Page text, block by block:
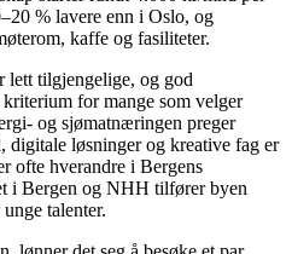
% lavere enn i Oslo, og
kaffe og fasiliteter.
lett tilgjengelige, og god
for mange som velger
og sjømatnæringen preger
digitale løsninger og kreative fag er
ofte hverandre i Bergens
i Bergen og NHH tilfører byen
talenter.